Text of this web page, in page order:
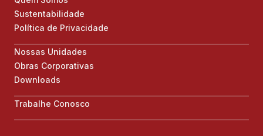
Sustentabilidade
Política de Privacidade
Nossas Unidades
Obras Corporativas
Downloads
Trabalhe Conosco